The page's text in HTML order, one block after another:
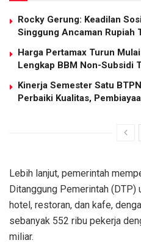
Rocky Gerung: Keadilan
Singgung Ancaman Rupiah
Harga Pertamax Turun
Lengkap BBM Non-Subsidi
Kinerja Semester Satu
Perbaiki Kualitas,
Lebih lanjut, pemerintah
Ditanggung Pemerintah
hotel, restoran, dan kafe,
sebanyak 552 ribu pekerja
miliar.